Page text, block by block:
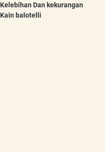
Kelebihan Dan kekurangan
Kain balotelli